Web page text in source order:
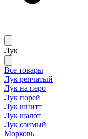
Лук
Все товары
Лук репчатый
Лук на перо
Лук порей
Лук шнитт
Лук шалот
Лук озимый
Морковь